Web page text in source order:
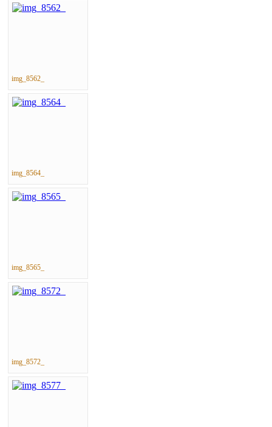
img_8562_
img_8564_
img_8565_
img_8572_